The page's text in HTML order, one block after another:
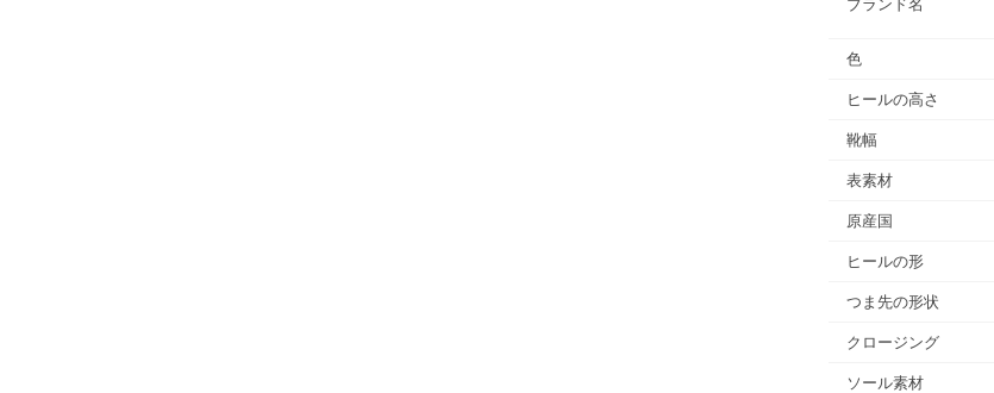
色
ヒールの高さ
靴幅
表素材
原産国
ヒールの形
つま先の形状
クロージング
ソール素材